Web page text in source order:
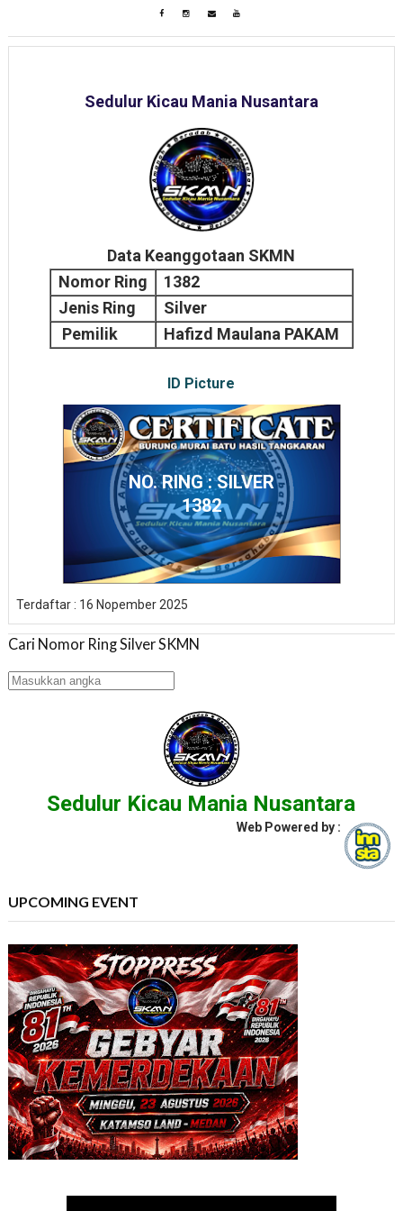
Sedulur Kicau Mania Nusantara
Data Keanggotaan SKMN
Nomor Ring
1382
Jenis Ring
Silver
Pemilik
Hafizd Maulana PAKAM
ID Picture
NO. RING : SILVER
1382
Terdaftar : 16 Nopember 2025
Cari Nomor Ring Silver SKMN
Sedulur Kicau Mania Nusantara
Web Powered by :
UPCOMING EVENT